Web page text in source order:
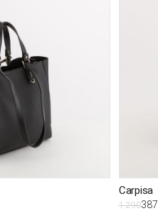
Carpisa
1.290387